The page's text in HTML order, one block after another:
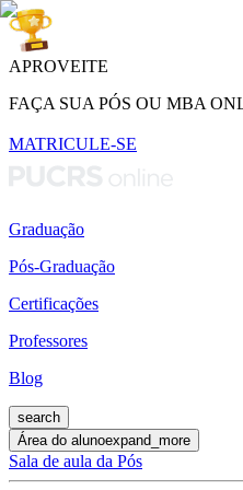
APROVEITE
FAÇA SUA PÓS OU MBA
MATRICULE-SE
Graduação
Pós-Graduação
Certificações
Professores
Blog
search
Área do alunoexpand_more
Sala de aula da Pós